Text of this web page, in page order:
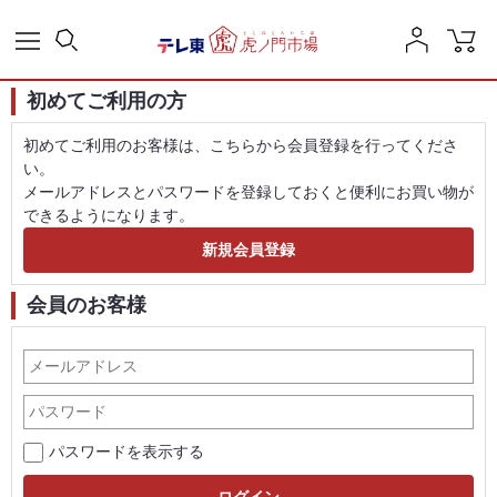
初めてご利用の方
初めてご利用のお客様は、こちらから会員登録を行ってくださ
い。
メールアドレスとパスワードを登録しておくと便利にお買い物が
できるようになります。
会員のお客様
パスワードを表示する